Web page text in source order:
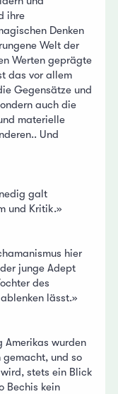
ihre
Denken
Welt der
Werten geprägte
das vor allem
Gegensätze und
auch die
materielle
Und
galt
und Kritik.»
hier
junge Adept
des
lässt.»
Amerikas wurden
gemacht, und so
stets ein Blick
Bechis kein